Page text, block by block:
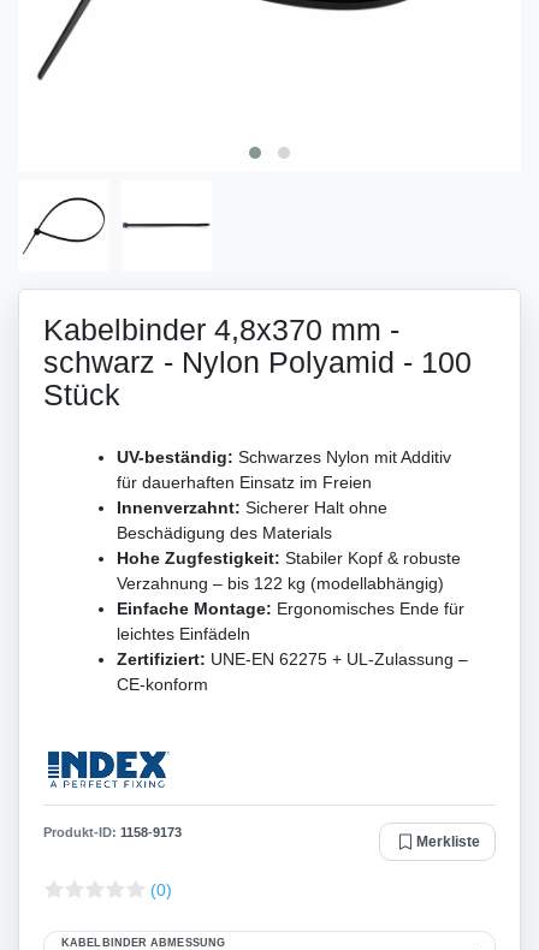
Kabelbinder 4,8x370 mm -
schwarz - Nylon Polyamid - 100
Stück
UV-beständig: Schwarzes Nylon mit Additiv
für dauerhaften Einsatz im Freien
Innenverzahnt: Sicherer Halt ohne
Beschädigung des Materials
Hohe Zugfestigkeit: Stabiler Kopf & robuste
Verzahnung – bis 122 kg (modellabhängig)
Einfache Montage: Ergonomisches Ende für
leichtes Einfädeln
Zertifiziert: UNE-EN 62275 + UL-Zulassung –
CE-konform
Produkt-ID: 1158-9173
Merkliste
(0)
KABELBINDER ABMESSUNG